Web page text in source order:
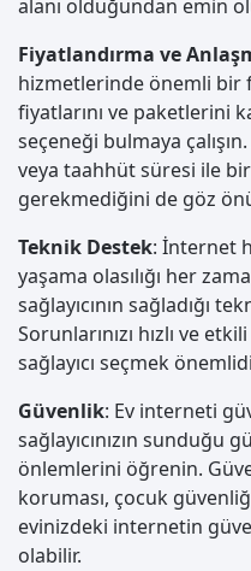
alanı olduğundan emin
Fiyatlandırma ve
hizmetlerinde önemli bir
fiyatlarını ve paketlerini
seçeneği bulmaya
veya taahhüt süresi ile
gerekmediğini de göz
Teknik Destek: İnternet
yaşama olasılığı her
sağlayıcının sağladığı
Sorunlarınızı hızlı ve
sağlayıcı seçmek
Güvenlik: Ev interneti
sağlayıcınızın sunduğu
önlemlerini öğrenin.
koruması, çocuk
evinizdeki internetin
olabilir.